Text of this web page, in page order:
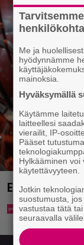
Me ja
hyödynnämme
mainoksia.
Hyväksymällä
Käytämme
laitteellesi
vierailit, IP-
Pääset
Hylkääminen voi
käytettävyyteen.
Jotkin
suostumusta,
vastustaa tätä
seuraavalla